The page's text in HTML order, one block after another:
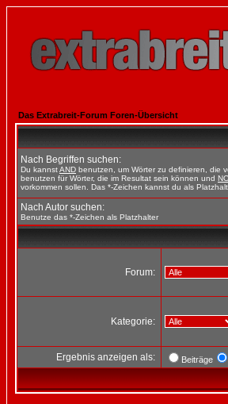
Das Extrabreit-Forum Foren-Übersicht
Nach Begriffen suchen:
Du kannstAND benutzen, um Wörter zu definieren, die
benutzen für Wörter, die im Resultat sein können und
vorkommen sollen. Das *-Zeichen kannst du als
Nach Autor suchen:
Benutze das *-Zeichen als Platzhalter
Forum:
Kategorie:
Ergebnis anzeigen als: Beiträge